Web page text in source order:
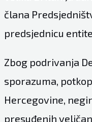
člana
predsjednicu
Zbog podrivanja
sporazuma,
Hercegovine,
presuđenih